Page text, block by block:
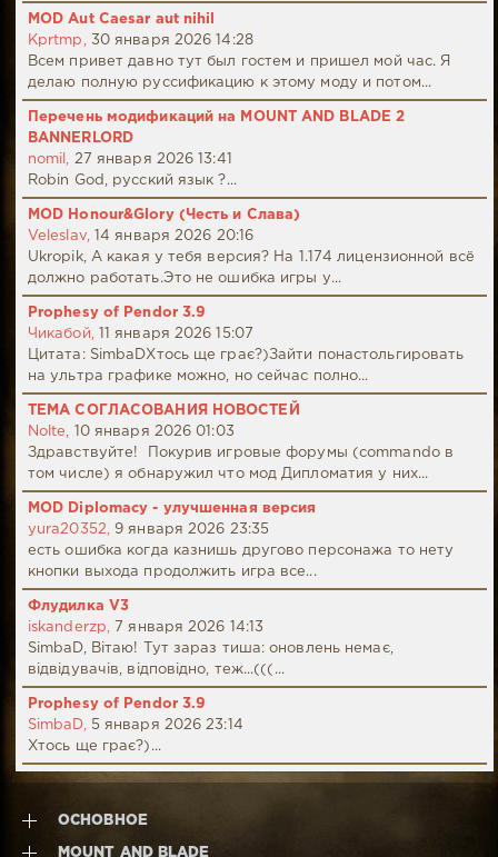
MOD Aut Caesar aut nihil
Kprtmp,
30 января 2026 14:28
Всем привет давно тут был гостем и пришел мой час. Я
делаю полную руссификацию к этому моду и потом...
Перечень модификаций на MOUNT AND BLADE 2
BANNERLORD
nomil,
27 января 2026 13:41
Robin God, русский язык ?...
MOD Honour&Glory (Честь и Слава)
Veleslav,
14 января 2026 20:16
Ukropik, А какая у тебя версия? На 1.174 лицензионной всё
должно работать.Это не ошибка игры у...
Prophesy of Pendor 3.9
Чикабой,
11 января 2026 15:07
Цитата: SimbaDХтось ще грає?)Зайти понастольгировать
на ультра графике можно, но сейчас полно...
ТЕМА СОГЛАСОВАНИЯ НОВОСТЕЙ
Nolte,
10 января 2026 01:03
Здравствуйте! Покурив игровые форумы (commando в
том числе) я обнаружил что мод Дипломатия у них...
MOD Diplomacy - улучшенная версия
yura20352,
9 января 2026 23:35
есть ошибка когда казнишь другово персонажа то нету
кнопки выхода продолжить игра все...
Флудилка V3
iskanderzp,
7 января 2026 14:13
SimbaD, Вітаю! Тут зараз тиша: оновлень немає,
відвідувачів, відповідно, теж...(((...
Prophesy of Pendor 3.9
SimbaD,
5 января 2026 23:14
Хтось ще грає?)...
ОСНОВНОЕ
MOUNT AND BLADE